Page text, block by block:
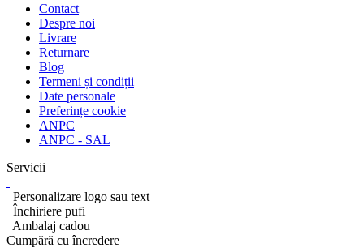
Contact
Despre noi
Livrare
Returnare
Blog
Termeni și condiții
Date personale
Preferințe cookie
ANPC
ANPC - SAL
Servicii
Personalizare logo sau text
Închiriere pufi
Ambalaj cadou
Cumpără cu încredere